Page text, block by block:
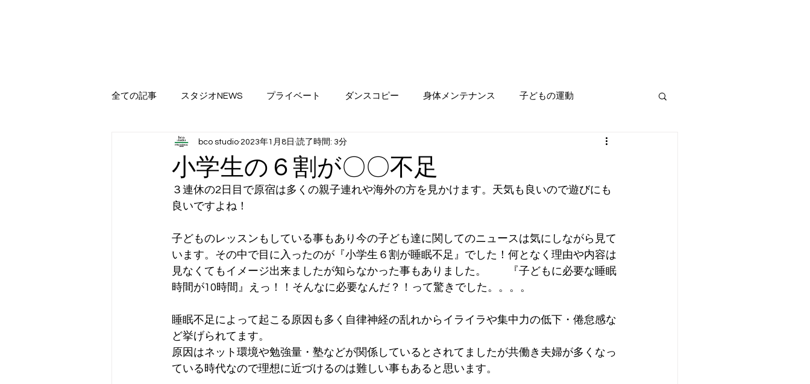
全ての記事 スタジオNEWS プライベート ダンスコピー 身体メンテナンス 子どもの運動
小学生の６割が〇〇不足
bco studio 2023年1月8日 読了時間: 3分
３連休の2日目で原宿は多くの親子連れや海外の方を見かけます。天気も良いので遊びにも
良いですよね！
子どものレッスンもしている事もあり今の子ども達に関してのニュースは気にしながら見て
います。その中で目に入ったのが『小学生６割が睡眠不足』でした！何となく理由や内容は
見なくてもイメージ出来ましたが知らなかった事もありました。　　『子どもに必要な睡眠
時間が10時間』えっ！！そんなに必要なんだ？！って驚きでした。。。。
睡眠不足によって起こる原因も多く自律神経の乱れからイライラや集中力の低下・倦怠感な
ど挙げられてます。
原因はネット環境や勉強量・塾などが関係しているとされてましたが共働き夫婦が多くなっ
ている時代なので理想に近づけるのは難しい事もあると思います。